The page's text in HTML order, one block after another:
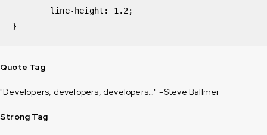
}
Quote Tag
Developers, developers, developers… –Steve Ballmer
Strong Tag